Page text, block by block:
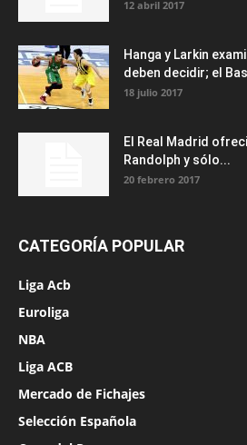
12 abril 2017
Hanga y Larkin
deben decidir; el
18 julio 2017
El Real Madrid
Randolph y sólo...
20 febrero 2017
CATEGORÍA POPULAR
Liga Acb
Euroliga
NBA
Liga ACB
Mercado de Fichajes
Selección Española